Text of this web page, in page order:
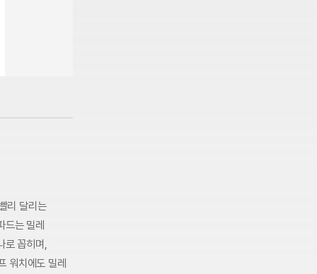
리 달리는
드는 밀레
꼽히며,
워치에도 밀레